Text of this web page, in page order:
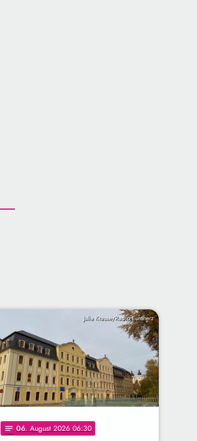
Julia Krause/Radio Euroherz
notes 06. August 2026 06:30